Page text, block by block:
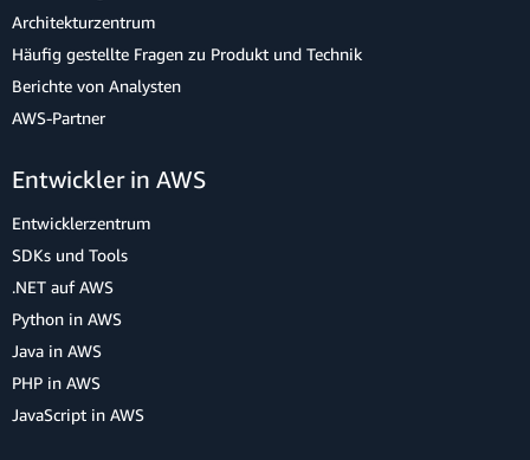
Architekturzentrum
Häufig gestellte Fragen zu Produkt und Technik
Berichte von Analysten
AWS-Partner
Entwickler in AWS
Entwicklerzentrum
SDKs und Tools
.NET auf AWS
Python in AWS
Java in AWS
PHP in AWS
JavaScript in AWS